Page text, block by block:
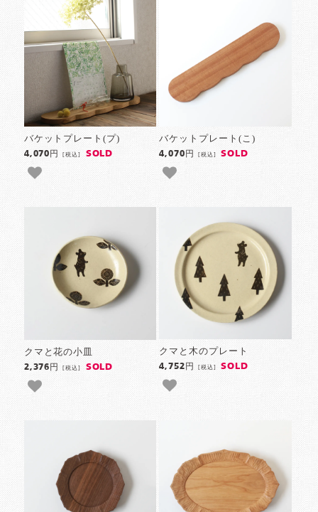
バケットプレート(プ)
4,070円[税込] SOLD
バケットプレート(こ)
4,070円 [税込] SOLD
クマと花の小皿
2,376円[税込] SOLD
クマと木のプレート
4,752円 [税込] SOLD